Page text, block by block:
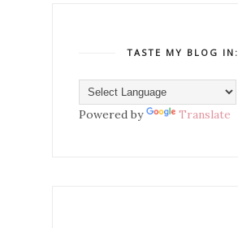
TASTE MY BLOG IN:
Powered by Translate